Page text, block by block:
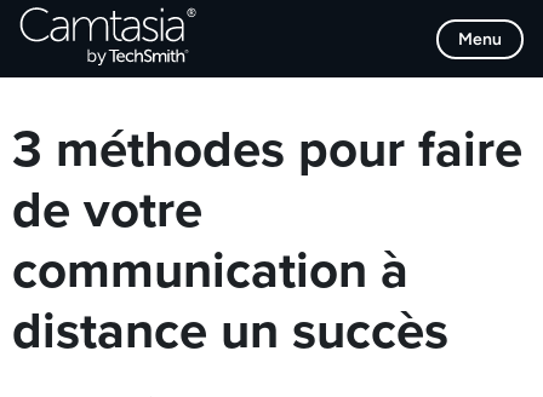
Passer
directement
Menu
Browse Categories
3 méthodes pour faire
de votre
communication à
distance un succès